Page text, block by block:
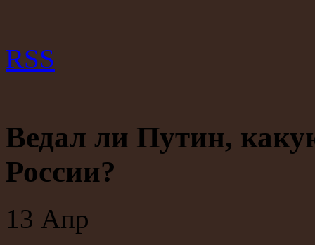
RSS
Ведал ли Путин,
России?
13 Апр